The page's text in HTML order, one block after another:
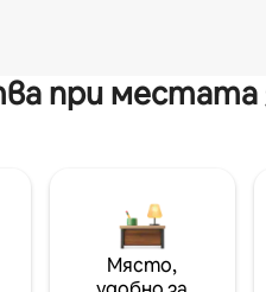
при местата
Място,